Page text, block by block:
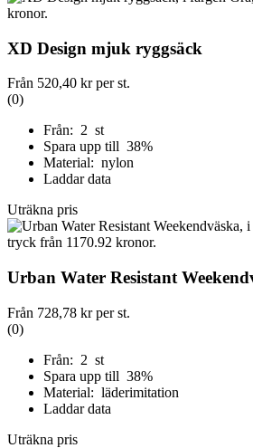
XD Design mjuk ryggsäck
Från 520,40 krper st.
(0)
Från: 2 st
Spara upp till 38%
Material: nylon
Laddar data
Uträkna pris
Urban Water Resistant
Från 728,78 krper st.
(0)
Från: 2 st
Spara upp till 38%
Material: läderimitation
Laddar data
Uträkna pris